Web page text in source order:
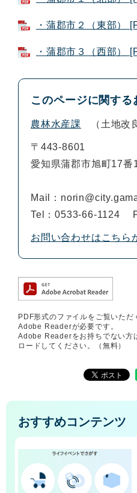
・蒲郡市２（東部）
・蒲郡市３（西部）
このページに関す
農林水産課 土地改
〒443-8601
愛知県蒲郡市旭町17番
Mail：
Tel：0533-66-1124
お問い合わせはこちら
PDF形式のファイルをご覧いた
Adobe Readerが必要です。
Adobe Readerをお持ちでない方
ロードしてください。（無料）
おすすめコンテンツ